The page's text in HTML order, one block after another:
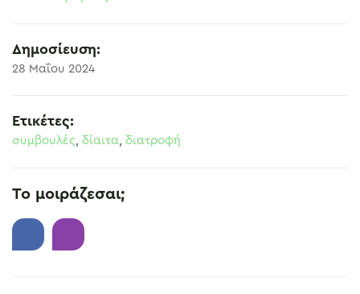
Δημοσίευση:
28 Μαΐου 2024
Ετικέτες:
συμβουλές, δίαιτα, διατροφή
Το μοιράζεσαι;